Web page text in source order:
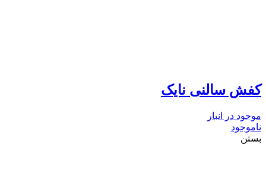
کفش سالنی نایک
موجود در انبار
ناموجود
بستن